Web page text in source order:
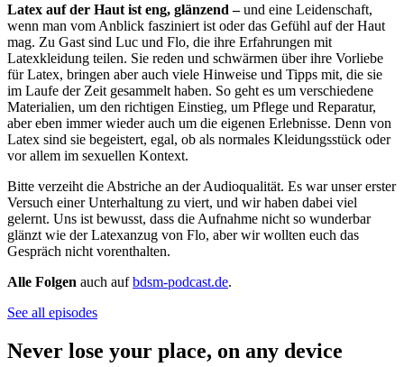
Latex auf der Haut ist eng, glänzend –und eine Leidenschaft,
wenn man vom Anblick fasziniert ist oder das Gefühl auf der Haut
mag. Zu Gast sind Luc und Flo, die ihre Erfahrungen mit
Latexkleidung teilen. Sie reden und schwärmen über ihre Vorliebe
für Latex, bringen aber auch viele Hinweise und Tipps mit, die sie
im Laufe der Zeit gesammelt haben. So geht es um verschiedene
Materialien, um den richtigen Einstieg, um Pflege und Reparatur,
aber eben immer wieder auch um die eigenen Erlebnisse. Denn von
Latex sind sie begeistert, egal, ob als normales Kleidungsstück oder
vor allem im sexuellen Kontext.
Bitte verzeiht die Abstriche an der Audioqualität. Es war unser erster
Versuch einer Unterhaltung zu viert, und wir haben dabei viel
gelernt. Uns ist bewusst, dass die Aufnahme nicht so wunderbar
glänzt wie der Latexanzug von Flo, aber wir wollten euch das
Gespräch nicht vorenthalten.
Alle Folgen auch auf⁠⁠⁠⁠⁠⁠⁠⁠⁠⁠⁠⁠⁠⁠bdsm-podcast.de⁠⁠⁠⁠⁠⁠⁠⁠⁠⁠⁠⁠⁠⁠.
See all episodes
Never lose your place, on any device